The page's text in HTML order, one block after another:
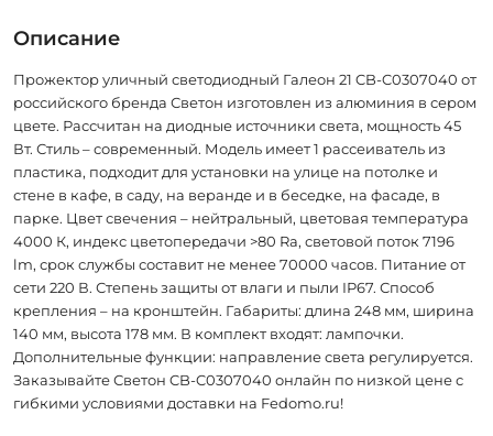
Описание
Прожектор уличный светодиодный Галеон 21 CB-C0307040 от
российского бренда Светон изготовлен из алюминия в сером
цвете. Рассчитан на диодные источники света, мощность 45
Вт. Стиль – современный. Модель имеет 1 рассеиватель из
пластика, подходит для установки на улице на потолке и
стене в кафе, в саду, на веранде и в беседке, на фасаде, в
парке. Цвет свечения – нейтральный, цветовая температура
4000 К, индекс цветопередачи >80 Ra, световой поток 7196
lm, срок службы составит не менее 70000 часов. Питание от
сети 220 В. Степень защиты от влаги и пыли IP67. Способ
крепления – на кронштейн. Габариты: длина 248 мм, ширина
140 мм, высота 178 мм. В комплект входят: лампочки.
Дополнительные функции: направление света регулируется.
Заказывайте Светон CB-C0307040 онлайн по низкой цене с
гибкими условиями доставки на Fedomo.ru!